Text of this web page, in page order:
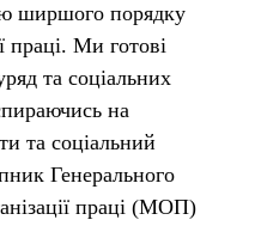
ширшого порядку
праці. Ми готові
та соціальних
на
та соціальний
Генерального
праці (МОП)